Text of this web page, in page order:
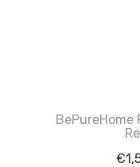
BePureHome
€